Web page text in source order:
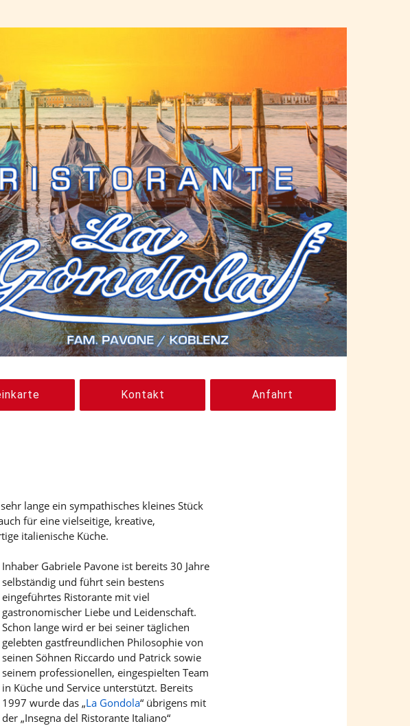
Kontakt Anfahrt
lange ein sympathisches kleines Stück
für eine vielseitige, kreative,
italienische Küche.
Inhaber Gabriele Pavone ist bereits 30 Jahre
selbständig und führt sein bestens
eingeführtes Ristorante mit viel
gastronomischer Liebe und Leidenschaft.
Schon lange wird er bei seiner täglichen
gelebten gastfreundlichen Philosophie von
seinen Söhnen Riccardo und Patrick sowie
seinem professionellen, eingespielten Team
in Küche und Service unterstützt. Bereits
1997 wurde das „La Gondola“ übrigens mit
der „Insegna del Ristorante Italiano“